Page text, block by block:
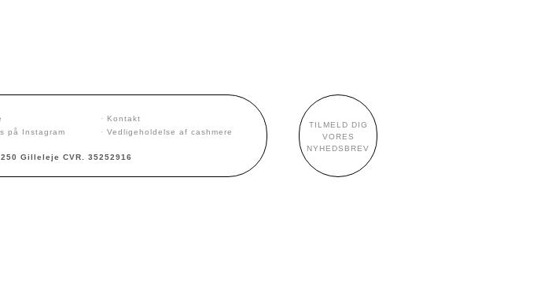
· Kontakt
på Instagram · Vedligeholdelse af cashmere
Gilleleje CVR. 35252916
TILMELD DIG
VORES
NYHEDSBREV